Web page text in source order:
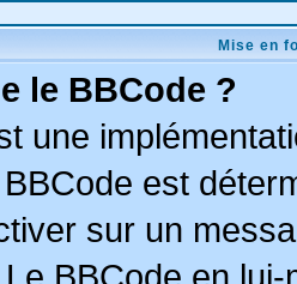
Mise en
le BBCode ?
une
est
sur un